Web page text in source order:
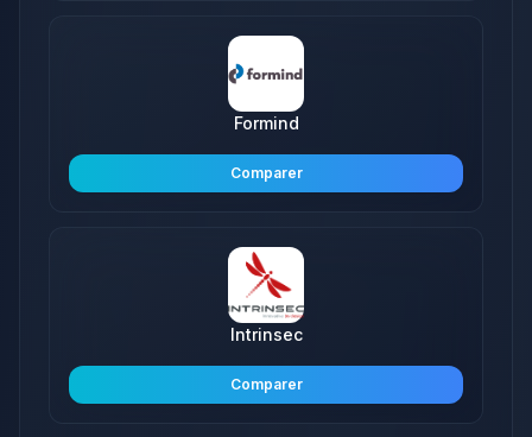
Formind
Comparer
Intrinsec
Comparer